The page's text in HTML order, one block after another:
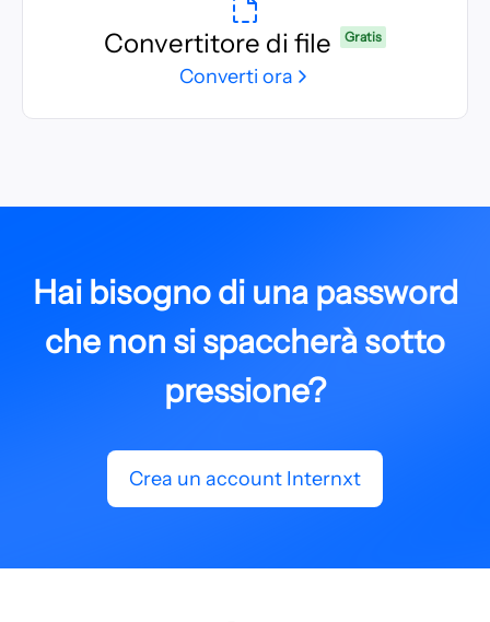
Convertitore di file Gratis
Converti ora
Hai bisogno di una password
che non si spaccherà sotto
pressione?
Crea un account Internxt